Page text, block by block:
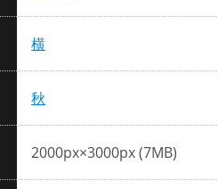
横
秋
2000px×3000px (7MB)